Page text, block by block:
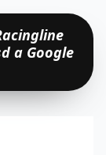
a Google